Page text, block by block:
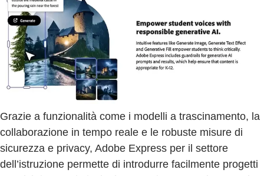
Grazie a funzionalità come i modelli a trascinamento, la
collaborazione in tempo reale e le robuste misure di
sicurezza e privacy, Adobe Express per il settore
dell’istruzione permette di introdurre facilmente progetti